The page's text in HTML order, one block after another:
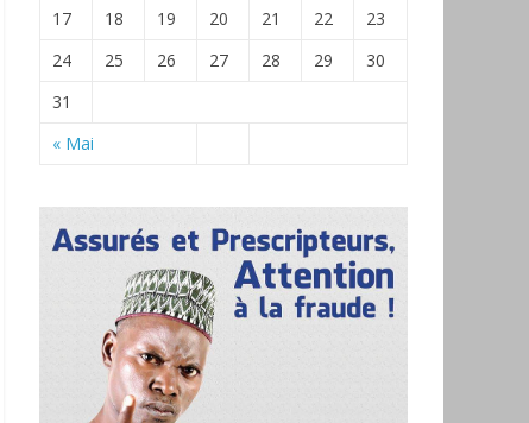
« Mai
17
18 19 20 21 22
23
24
25 26 27 28 29
30
31